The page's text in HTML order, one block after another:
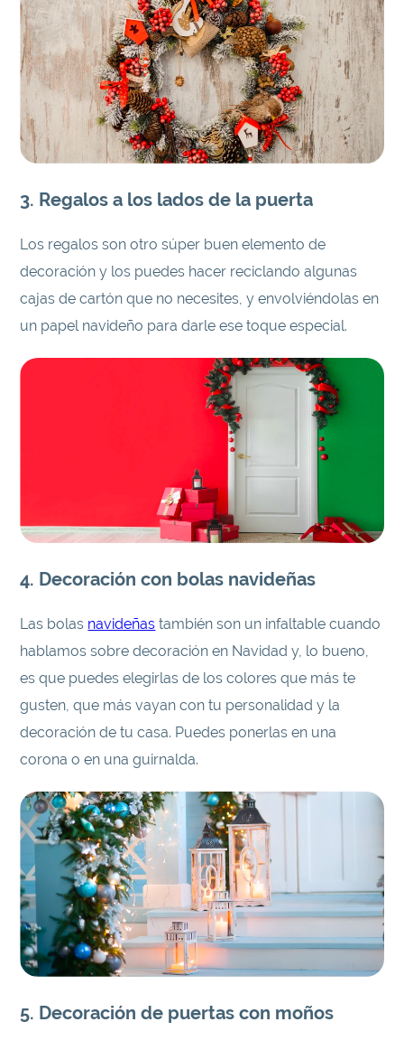
3. Regalos a los lados de la puerta
Los regalos son otro súper buen elemento de
decoración y los puedes hacer reciclando algunas
cajas de cartón que no necesites, y envolviéndolas en
un papel navideño para darle ese toque especial.
4. Decoración con bolas navideñas
Las bolas navideñas también son un infaltable cuando
hablamos sobre decoración en Navidad y, lo bueno,
es que puedes elegirlas de los colores que más te
gusten, que más vayan con tu personalidad y la
decoración de tu casa. Puedes ponerlas en una
corona o en una guirnalda.
5. Decoración de puertas con moños